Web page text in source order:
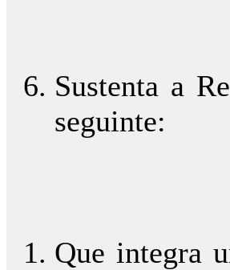
Sustenta a
seguinte:
Que integra